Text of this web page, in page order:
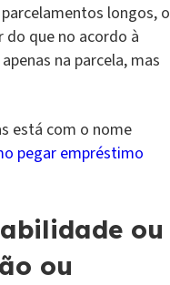
longos, o
que no acordo à
na parcela, mas
está com o nome
pegar empréstimo
ou
ou